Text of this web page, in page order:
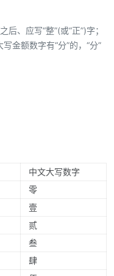
后、应写“整”(或“正”)字；
金额数字有“分”的，“分”
中文大写数字
零
壹
贰
叁
肆